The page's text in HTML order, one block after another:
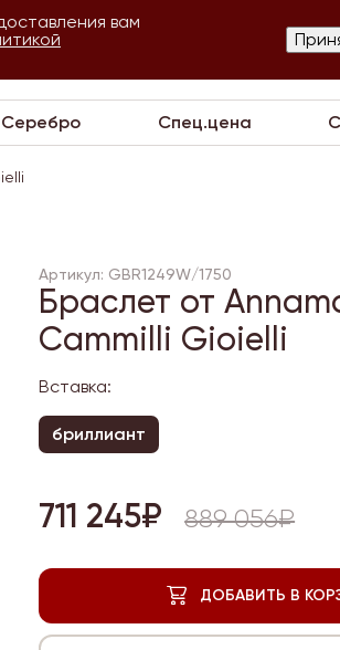
VIP Партнеры
Серебро Спец.цена
Артикул: GBR1249W/1750
Браслет от
Cammilli Gioielli
Вставка:
бриллиант
711 245₽ 889 056₽
вам